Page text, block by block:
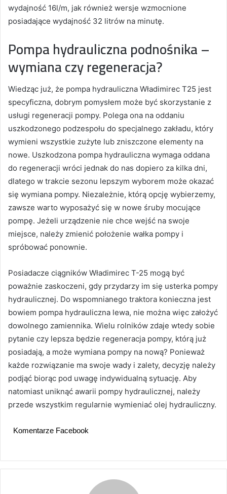
wydajność 16l/m, jak również wersje wzmocnione
posiadające wydajność 32 litrów na minutę.
Pompa hydrauliczna podnośnika –
wymiana czy regeneracja?
Wiedząc już, że pompa hydrauliczna Władimirec T25 jest
specyficzna, dobrym pomysłem może być skorzystanie z
usługi regeneracji pompy. Polega ona na oddaniu
uszkodzonego podzespołu do specjalnego zakładu, który
wymieni wszystkie zużyte lub zniszczone elementy na
nowe. Uszkodzona pompa hydrauliczna wymaga oddana
do regeneracji wróci jednak do nas dopiero za kilka dni,
dlatego w trakcie sezonu lepszym wyborem może okazać
się wymiana pompy. Niezależnie, którą opcję wybierzemy,
zawsze warto wyposażyć się w nowe śruby mocujące
pompę. Jeżeli urządzenie nie chce wejść na swoje
miejsce, należy zmienić położenie wałka pompy i
spróbować ponownie.
Posiadacze ciągników Władimirec T-25 mogą być
poważnie zaskoczeni, gdy przydarzy im się usterka pompy
hydraulicznej. Do wspomnianego traktora konieczna jest
bowiem pompa hydrauliczna lewa, nie można więc założyć
dowolnego zamiennika. Wielu rolników zdaje wtedy sobie
pytanie czy lepsza będzie regeneracja pompy, którą już
posiadają, a może wymiana pompy na nową? Ponieważ
każde rozwiązanie ma swoje wady i zalety, decyzję należy
podjąć biorąc pod uwagę indywidualną sytuację. Aby
natomiast uniknąć awarii pompy hydraulicznej, należy
przede wszystkim regularnie wymieniać olej hydrauliczny.
Komentarze Facebook